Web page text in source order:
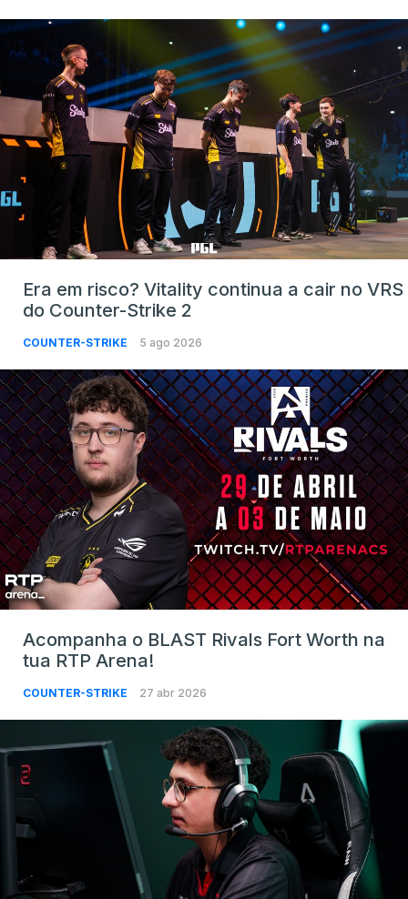
Era em risco? Vitality continua a cair no VRS
do Counter-Strike 2
COUNTER-STRIKE 5 ago 2026
Acompanha o BLAST Rivals Fort Worth na
tua RTP Arena!
COUNTER-STRIKE 27 abr 2026